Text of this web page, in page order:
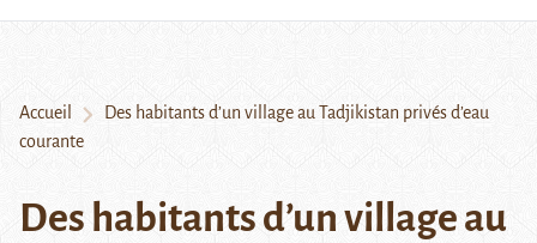
Accueil
Des habitants d’un village au Tadjikistan privés d’eau
courante
Des habitants d’un village au